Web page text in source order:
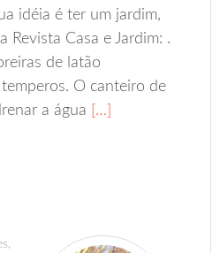
idéia é ter um jardim,
Revista Casa e Jardim: .
de latão
O canteiro de
a água […]